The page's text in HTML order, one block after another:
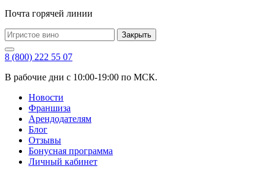
Почта горячей линии
Закрыть
8 (800) 222 55 07
В рабочие дни с 10:00-19:00 по МСК.
Новости
Франшиза
Арендодателям
Блог
Отзывы
Бонусная программа
Личный кабинет